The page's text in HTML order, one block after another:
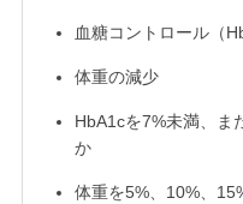
血糖コントロール（
体重の減少
HbA1cを7%未満、ま
か
体重を5%、10%、